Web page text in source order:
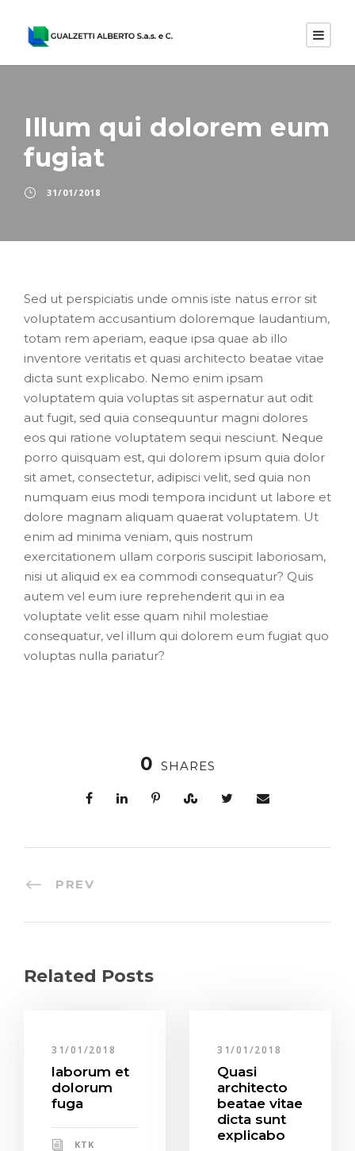
Illum qui dolorem eum
fugiat
31/01/2018
Sed ut perspiciatis unde omnis iste natus error sit
voluptatem accusantium doloremque laudantium,
totam rem aperiam, eaque ipsa quae ab illo
inventore veritatis et quasi architecto beatae vitae
dicta sunt explicabo. Nemo enim ipsam
voluptatem quia voluptas sit aspernatur aut odit
aut fugit, sed quia consequuntur magni dolores
eos qui ratione voluptatem sequi nesciunt. Neque
porro quisquam est, qui dolorem ipsum quia dolor
sit amet, consectetur, adipisci velit, sed quia non
numquam eius modi tempora incidunt ut labore et
dolore magnam aliquam quaerat voluptatem. Ut
enim ad minima veniam, quis nostrum
exercitationem ullam corporis suscipit laboriosam,
nisi ut aliquid ex ea commodi consequatur? Quis
autem vel eum iure reprehenderit qui in ea
voluptate velit esse quam nihil molestiae
consequatur, vel illum qui dolorem eum fugiat quo
voluptas nulla pariatur?
0 SHARES
PREV
Related Posts
31/01/2018
laborum et
dolorum
fuga
KTK
31/01/2018
Quasi
architecto
beatae vitae
dicta sunt
explicabo